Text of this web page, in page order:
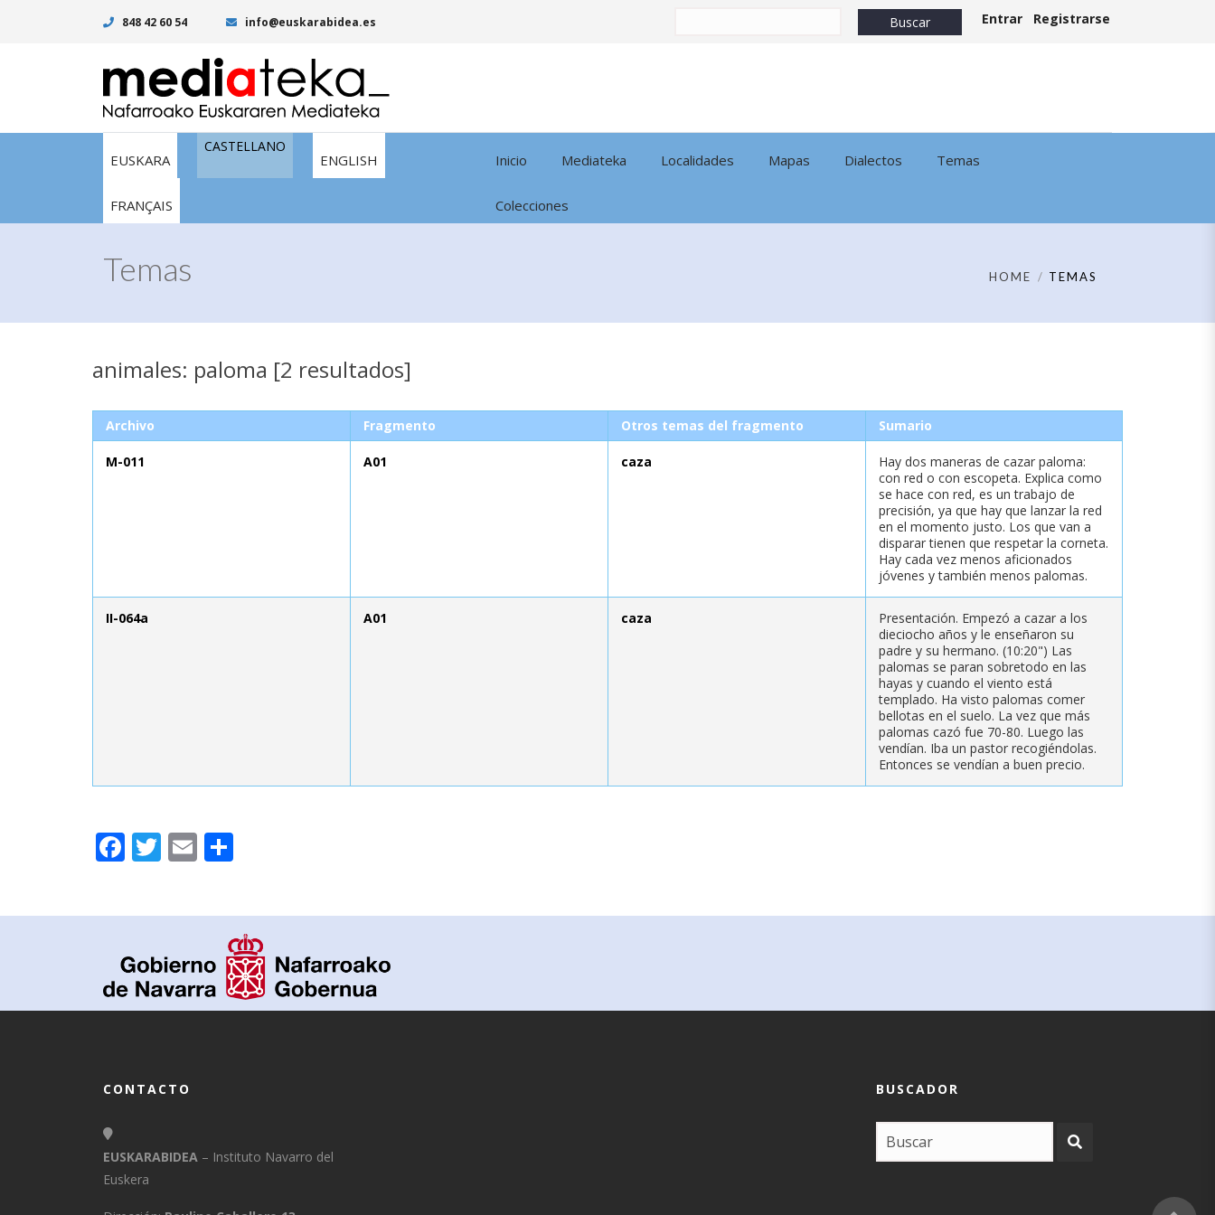
848 42 60 54 info@euskarabidea.es Entrar Registrarse
EUSKARA
CASTELLANO
ENGLISH
FRANÇAIS
Inicio Mediateka Localidades Mapas Dialectos Temas
Colecciones
Temas HOME TEMAS
animales: paloma [2 resultados]
Archivo Fragmento Otros temas del fragmento Sumario
M-011 A01 caza
Hay dos maneras de cazar paloma:
con red o con escopeta. Explica como
se hace con red, es un trabajo de
precisión, ya que hay que lanzar la red
en el momento justo. Los que van a
disparar tienen que respetar la corneta.
Hay cada vez menos aficionados
jóvenes y también menos palomas.
II-064a A01 caza
Presentación. Empezó a cazar a los
dieciocho años y le enseñaron su
padre y su hermano. (10:20") Las
palomas se paran sobretodo en las
hayas y cuando el viento está
templado. Ha visto palomas comer
bellotas en el suelo. La vez que más
palomas cazó fue 70-80. Luego las
vendían. Iba un pastor recogiéndolas.
Entonces se vendían a buen precio.
Facebook
Twitter
Email
CONTACTO
EUSKARABIDEA – Instituto Navarro del
Euskera
BUSCADOR